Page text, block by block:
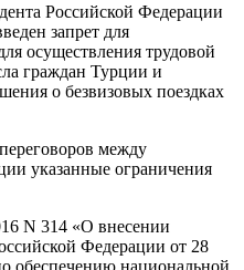
Российской Федерации
запрет для
осуществления трудовой
граждан Турции и
о безвизовых поездках
между
указанные ограничения
N 314 «О внесении
Федерации от 28
обеспечению национальной